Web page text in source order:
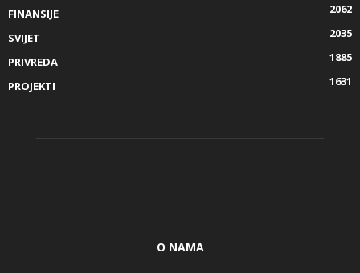
FINANSIJE
2062
SVIJET
2035
PRIVREDA
1885
PROJEKTI
1631
O NAMA